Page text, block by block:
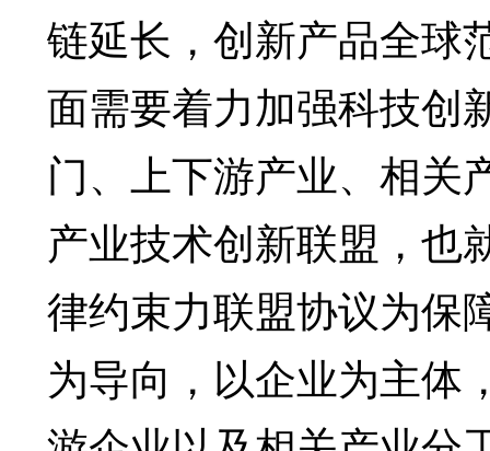
链延长，创新产品全球
面需要着力加强科技创
门、上下游产业、相关
产业技术创新联盟，也
律约束力联盟协议为保
为导向，以企业为主体